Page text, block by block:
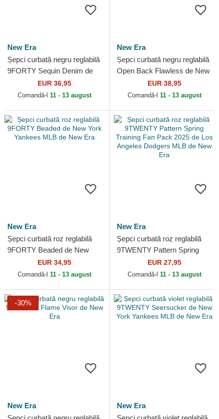
New Era
Șepci curbată negru reglabilă
9FORTY Sequin Denim de
Los Angeles Dodgers MLB
de New Era
EUR 36,95
Comandă-l 11 - 13 august
New Era
Șepci curbată negru reglabilă
Open Back Flawless de New
York Yankees MLB de New
Era
EUR 38,95
Comandă-l 11 - 13 august
New Era
Șepci curbată roz reglabilă
9FORTY Beaded de New
York Yankees MLB de New
Era
EUR 34,95
Comandă-l 11 - 13 august
New Era
Șepci curbată roz reglabilă
9TWENTY Pattern Spring
Training Fan Pack 2025 de
Los Angeles Dodgers...
EUR 27,95
Comandă-l 11 - 13 august
-30%
New Era
New Era